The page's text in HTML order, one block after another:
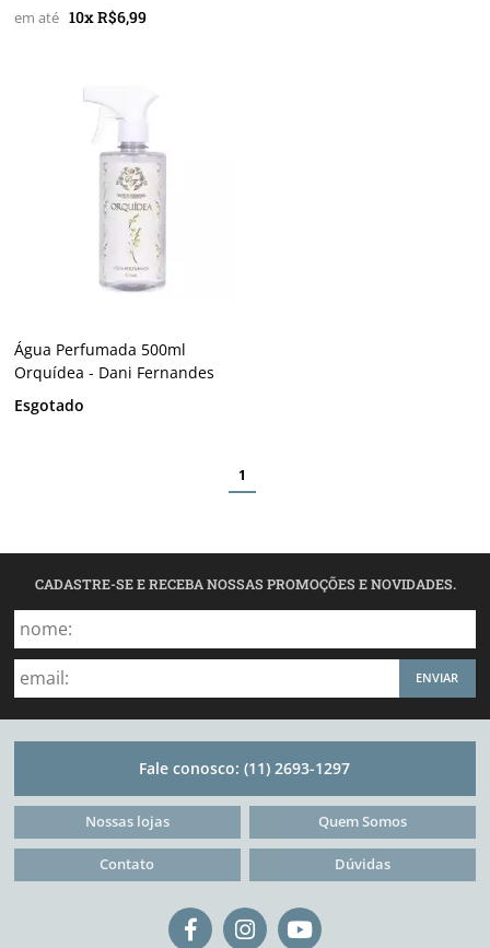
10x R$6,99
Água Perfumada 500ml
Orquídea - Dani Fernandes
Esgotado
1
CADASTRE-SE E RECEBA NOSSAS PROMOÇÕES E NOVIDADES.
ENVIAR
Fale conosco:(11) 2693-1297
Nossas lojas Quem Somos
Contato Dúvidas